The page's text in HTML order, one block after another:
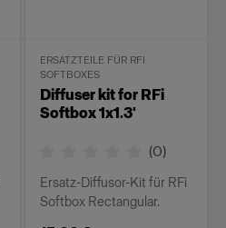
ERSATZTEILE FÜR RFI
SOFTBOXES
Diffuser kit for RFi
Softbox 1x1.3'
(0)
Ersatz-Diffusor-Kit für RFi
Softbox Rectangular.